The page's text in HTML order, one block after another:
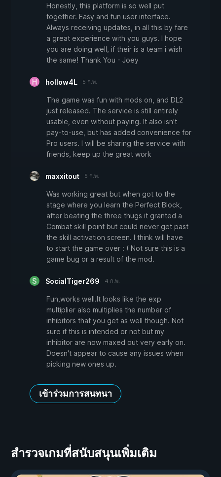
Honestly, this platform is so well put
together. Easy and fun user interface.
Always receiving updates, in all this by fare
a great experience with you guys. I hope
you are doing well, if their is a team i wish
the same! Thank You - Joey
hollow4L 5 ก.พ.
The game was fun with mods on, and DL2
just released. The service is still entirely
usable, even without paying. It also isn't
pay-to-use, but has added convenience for
Pro users. I will be sharing the service with
friends, keep up the great work
maxxitout 5 ก.พ.
Was working great but when got to the
stage where you learn the Perfect Block,
after beating the three thugs it granted a
Combat skill point but could never get past
the skill activation screen. I think will have
to start the game over : ( Not sure this is a
game bug or a result of the mod.
SocialTiger269 4 ก.พ.
Fun,works well.It looks like the exp
multiplier also multiplies the number of
inhibitors that you get as well though. Not
sure if this is intended or not but my
inhibitor are now maxed out very early on.
Doesn't appear to cause any issues when
picking new ones up.
เข้าร่วมการสนทนา
สำรวจเกมที่สนับสนุนเพิ่มเติม